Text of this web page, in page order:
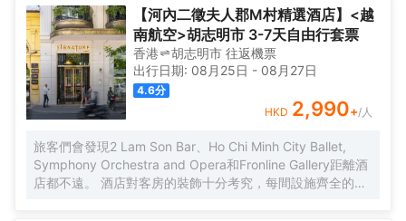
全的客房都配備有雨傘、房內保險箱和空調。有飲水需求的
旅客，酒店還為您提供了瓶裝水。浴室配有拖鞋、24小時熱
水和浴缸。在餘暇時間，可以選擇去酒店的酒吧喝上一杯飲
料，驅走所有的疲憊。貼心的送餐服務可以滿足那些喜歡在
私人場合進餐的旅客。除此之外，周邊餐飲種類繁多。
HOME FINEST（東南亞菜）供應一流的推薦美味-Grilled
beef on hot rock stone，Huynh Hoa Sandwich
Shop（BÁNH MÌ HUỲNH HOA）（快餐簡餐）提供的法棍
三明治備受好評，Cyclo Resto（東南亞菜）的香茅雞也是來
這裏遊玩不容錯過的美味。 住客既能在 室外泳池揮灑汗水，
也可以在桑拿浴室放鬆身心。酒店設有會議廳和商務中心，
【河內二徵夫人郡M村精選酒店】<越
南航空>胡志明市 3-7天自由行套票
香港 胡志明市 往返機票
出行日期: 08月25日 - 08月27日
4.6分
HKD 2,990+/人
旅客們會發現2 Lam Son Bar、Ho Chi Minh City Ballet,
Symphony Orchestra and Opera和Fronline Gallery距離酒
店都不遠。 酒店對客房的裝飾十分考究，每間設施齊全的客